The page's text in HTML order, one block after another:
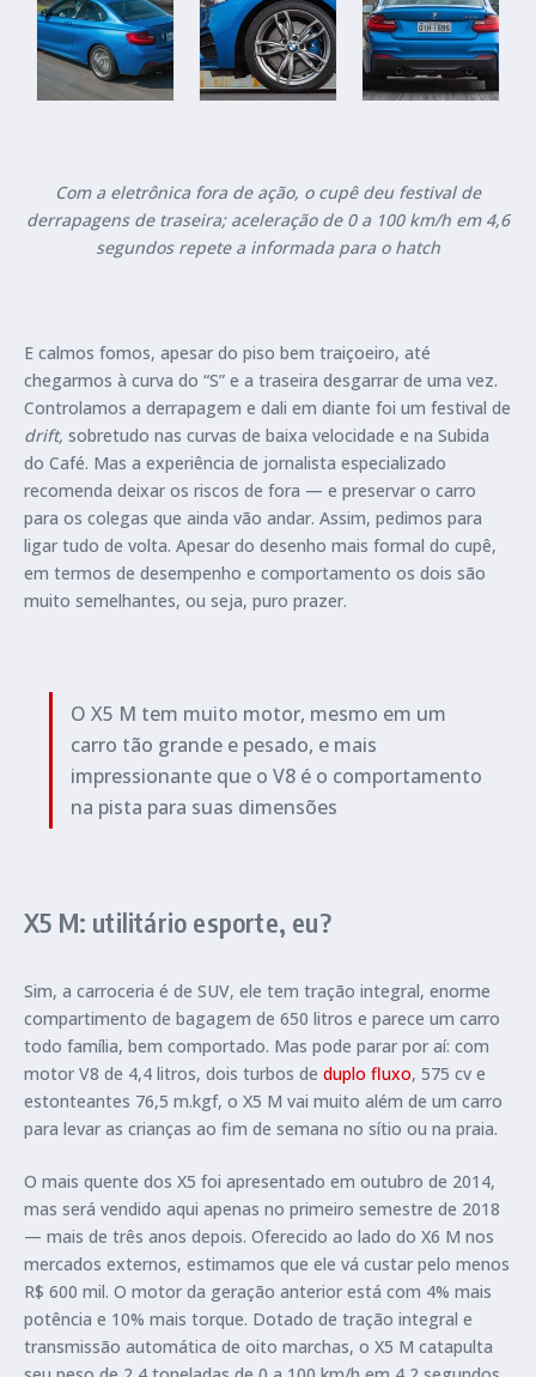
Com a eletrônica fora de ação, o cupê deu festival de
derrapagens de traseira; aceleração de 0 a 100 km/h em 4,6
segundos repete a informada para o hatch
E calmos fomos, apesar do piso bem traiçoeiro, até
chegarmos à curva do “S” e a traseira desgarrar de uma vez.
Controlamos a derrapagem e dali em diante foi um festival de
drift, sobretudo nas curvas de baixa velocidade e na Subida
do Café. Mas a experiência de jornalista especializado
recomenda deixar os riscos de fora — e preservar o carro
para os colegas que ainda vão andar. Assim, pedimos para
ligar tudo de volta. Apesar do desenho mais formal do cupê,
em termos de desempenho e comportamento os dois são
muito semelhantes, ou seja, puro prazer.
O X5 M tem muito motor, mesmo em um
carro tão grande e pesado, e mais
impressionante que o V8 é o comportamento
na pista para suas dimensões
X5 M: utilitário esporte, eu?
Sim, a carroceria é de SUV, ele tem tração integral, enorme
compartimento de bagagem de 650 litros e parece um carro
todo família, bem comportado. Mas pode parar por aí: com
motor V8 de 4,4 litros, dois turbos de duplo fluxo, 575 cv e
estonteantes 76,5 m.kgf, o X5 M vai muito além de um carro
para levar as crianças ao fim de semana no sítio ou na praia.
O mais quente dos X5 foi apresentado em outubro de 2014,
mas será vendido aqui apenas no primeiro semestre de 2018
— mais de três anos depois. Oferecido ao lado do X6 M nos
mercados externos, estimamos que ele vá custar pelo menos
R$ 600 mil. O motor da geração anterior está com 4% mais
potência e 10% mais torque. Dotado de tração integral e
transmissão automática de oito marchas, o X5 M catapulta